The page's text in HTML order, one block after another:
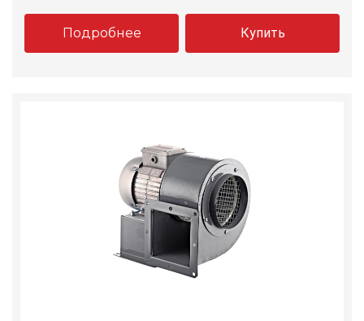
Подробнее Купить